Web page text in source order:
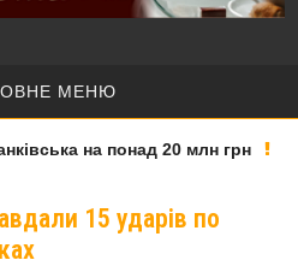
МЕНЮ
на понад 20 млн грн
15 ударів по